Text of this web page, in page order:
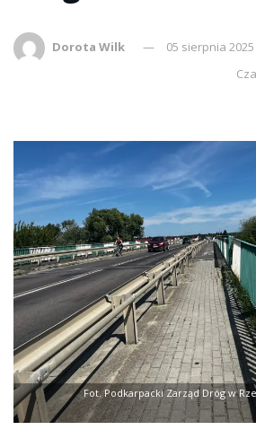
Dorota Wilk 05 sierpnia 2025
Fot. Podkarpacki Zarząd Dróg w